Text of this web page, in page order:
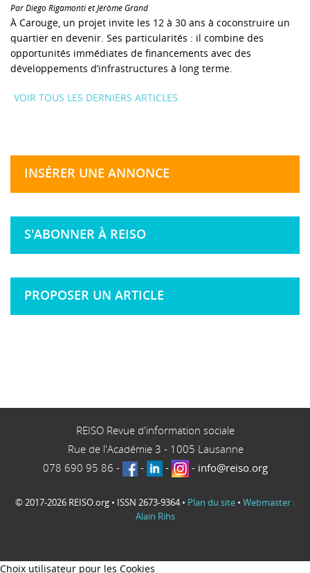
Par Diego Rigamonti et Jérôme Grand
À Carouge, un projet invite les 12 à 30 ans à coconstruire un
quartier en devenir. Ses particularités : il combine des
opportunités immédiates de financements avec des
développements d’infrastructures à long terme.
VOIR TOUS LES DERNIERS ARTICLES
INSÉRER UNE ANNONCE
S'ABONNER À REISO
PROPOSER UN ARTICLE
REISO Revue d'information sociale
Rue de l'Académie 3 - 1005 Lausanne
078 690 95 86 - - - - info@reiso.org
© 2017-2026 REISO.org • ISSN 2673-9364 • Plan du site • Webmaster :
Alain Rihs
Choix utilisateur pour les Cookies